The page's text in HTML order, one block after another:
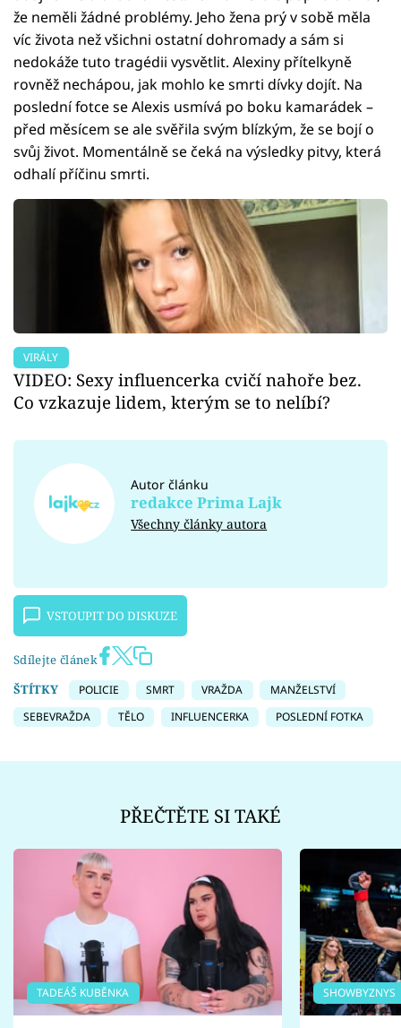
že neměli žádné problémy. Jeho žena prý v sobě měla
víc života než všichni ostatní dohromady a sám si
nedokáže tuto tragédii vysvětlit. Alexiny přítelkyně
rovněž nechápou, jak mohlo ke smrti dívky dojít. Na
poslední fotce se Alexis usmívá po boku kamarádek –
před měsícem se ale svěřila svým blízkým, že se bojí o
svůj život. Momentálně se čeká na výsledky pitvy, která
odhalí příčinu smrti.
VIRÁLY
VIDEO: Sexy influencerka cvičí nahoře bez.
Co vzkazuje lidem, kterým se to nelíbí?
Autor článku
redakce Prima Lajk
Všechny články autora
VSTOUPIT DO DISKUZE
Sdílejte článek
ŠTÍTKY
POLICIE SMRT VRAŽDA
MANŽELSTVÍ
SEBEVRAŽDA
TĚLO INFLUENCERKA POSLEDNÍ FOTKA
PŘEČTĚTE SI TAKÉ
TADEÁŠ KUBĚNKA SHOWBYZNYS